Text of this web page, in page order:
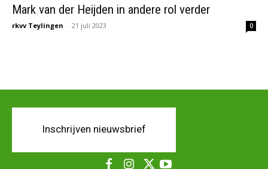
Mark van der Heijden in andere rol verder
rkvv Teylingen - 21 juli 2023 0
Inschrijven nieuwsbrief